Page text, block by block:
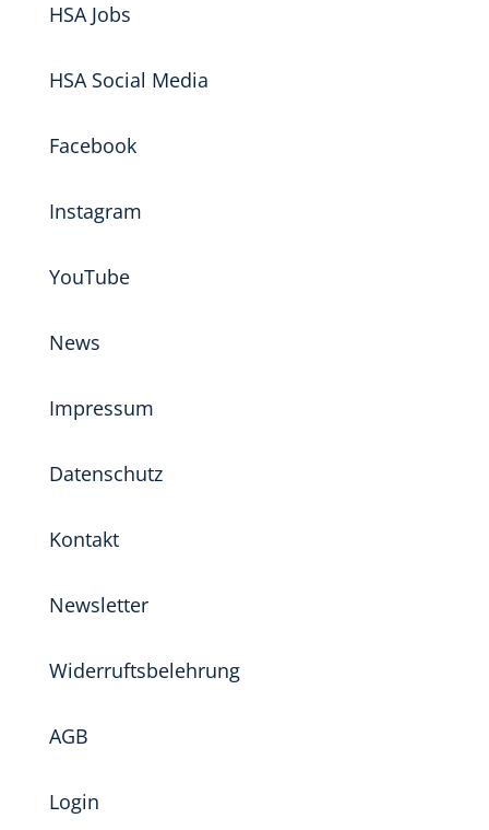
HSA Jobs
HSA Social Media
Facebook
Instagram
YouTube
News
Impressum
Datenschutz
Kontakt
Newsletter
Widerruftsbelehrung
AGB
Login